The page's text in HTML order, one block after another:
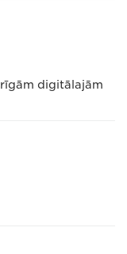
digitālajām